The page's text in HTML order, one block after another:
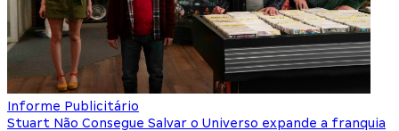
Informe Publicitário
Stuart Não Consegue Salvar o Universo expande a franquia